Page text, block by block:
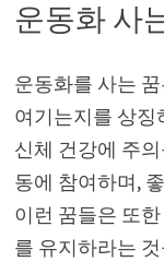
운동화 사
운동화를 사는
여기는지를 상징
신체 건강에 주
동에 참여하며,
이런 꿈들은 또
를 유지하라는